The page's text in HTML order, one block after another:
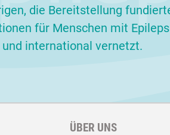
die Bereitstellung
für Menschen mit
international vernetzt.
ÜBER UNS